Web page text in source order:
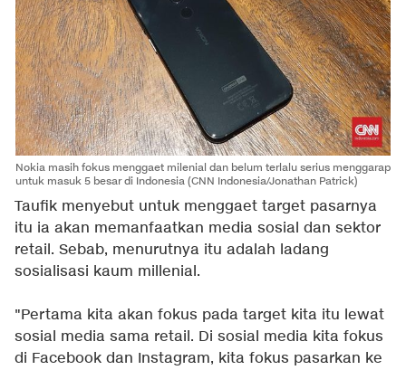
Nokia masih fokus menggaet milenial dan belum terlalu serius menggarap
untuk masuk 5 besar di Indonesia (CNN Indonesia/Jonathan Patrick)
Taufik menyebut untuk menggaet target pasarnya
itu ia akan memanfaatkan media sosial dan sektor
retail. Sebab, menurutnya itu adalah ladang
sosialisasi kaum millenial.
"Pertama kita akan fokus pada target kita itu lewat
sosial media sama retail. Di sosial media kita fokus
di Facebook dan Instagram, kita fokus pasarkan ke